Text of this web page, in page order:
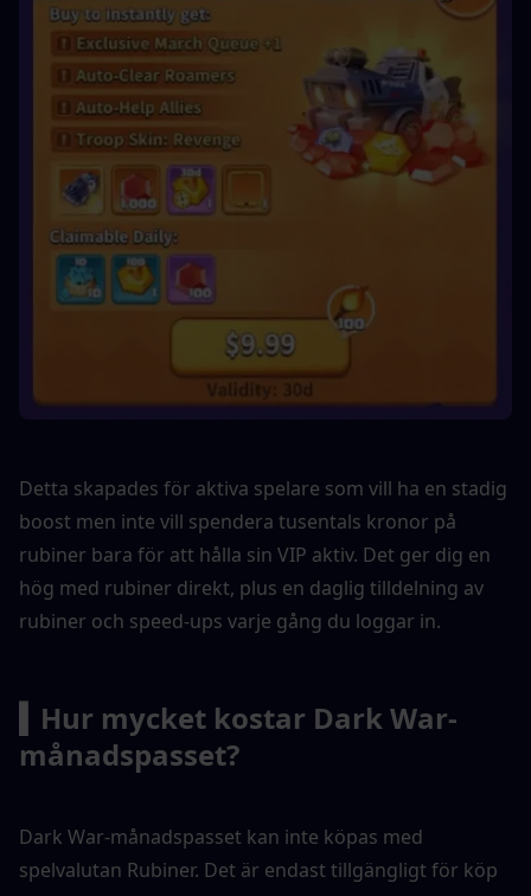
Detta skapades för aktiva spelare som vill ha en stadig
boost men inte vill spendera tusentals kronor på
rubiner bara för att hålla sin VIP aktiv. Det ger dig en
hög med rubiner direkt, plus en daglig tilldelning av
rubiner och speed-ups varje gång du loggar in.
▍Hur mycket kostar Dark War-
månadspasset?
Dark War-månadspasset kan inte köpas med
spelvalutan Rubiner. Det är endast tillgängligt för köp